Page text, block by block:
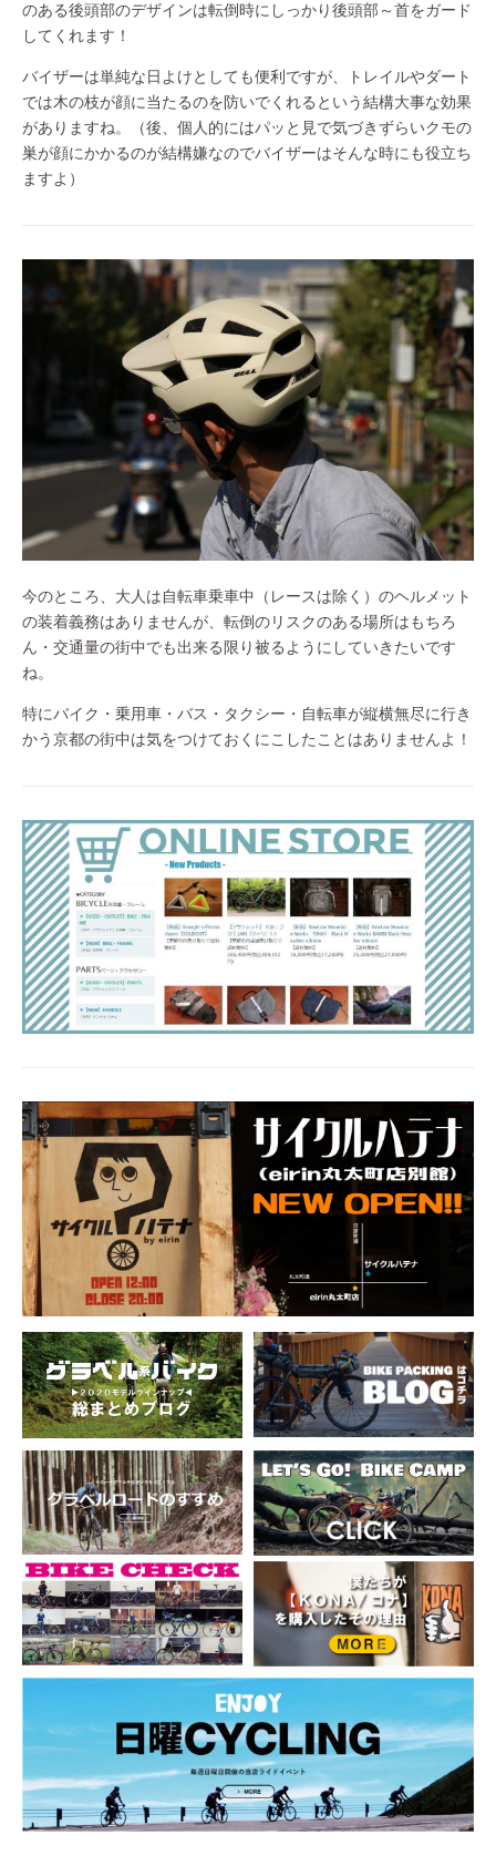
のある後頭部のデザインは転倒時にしっかり後頭部～首をガード
してくれます！
バイザーは単純な日よけとしても便利ですが、トレイルやダート
では木の枝が顔に当たるのを防いでくれるという結構大事な効果
がありますね。（後、個人的にはパッと見で気づきずらいクモの
巣が顔にかかるのが結構嫌なのでバイザーはそんな時にも役立ち
ますよ）
今のところ、大人は自転車乗車中（レースは除く）のヘルメット
の装着義務はありませんが、転倒のリスクのある場所はもちろ
ん・交通量の街中でも出来る限り被るようにしていきたいです
ね。
特にバイク・乗用車・バス・タクシー・自転車が縦横無尽に行き
かう京都の街中は気をつけておくにこしたことはありませんよ！